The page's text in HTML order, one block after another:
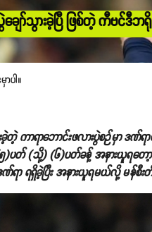
ော်သွားခဲ့ပြီ ဖြစ်တဲ့ ကီဗင်ဒီဘရို
ပါ။
ကာရာဘောင်းဖလားပွဲစဉ်မှာ ဒ
ပတ် (သို့) (၆)ပတ်ခန့် အနားယူရတော့
ရရှိခဲ့ပြီး အနားယူရမယ်လို့ မန်စီး